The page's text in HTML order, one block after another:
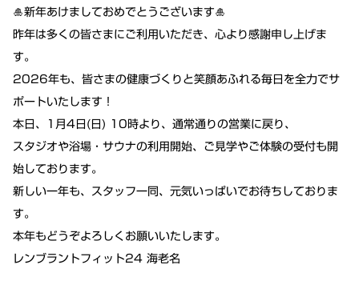
🎍新年あけましておめでとうございます🎍
昨年は多くの皆さまにご利用いただき、心より感謝申し上げま
す。
2026年も、皆さまの健康づくりと笑顔あふれる毎日を全力でサ
ポートいたします！
本日、1月4日(日) 10時より、通常通りの営業に戻り、
スタジオや浴場・サウナの利用開始、ご見学やご体験の受付も開
始しております。
新しい一年も、スタッフ一同、元気いっぱいでお待ちしておりま
す。
本年もどうぞよろしくお願いいたします。
レンブラントフィット24 海老名